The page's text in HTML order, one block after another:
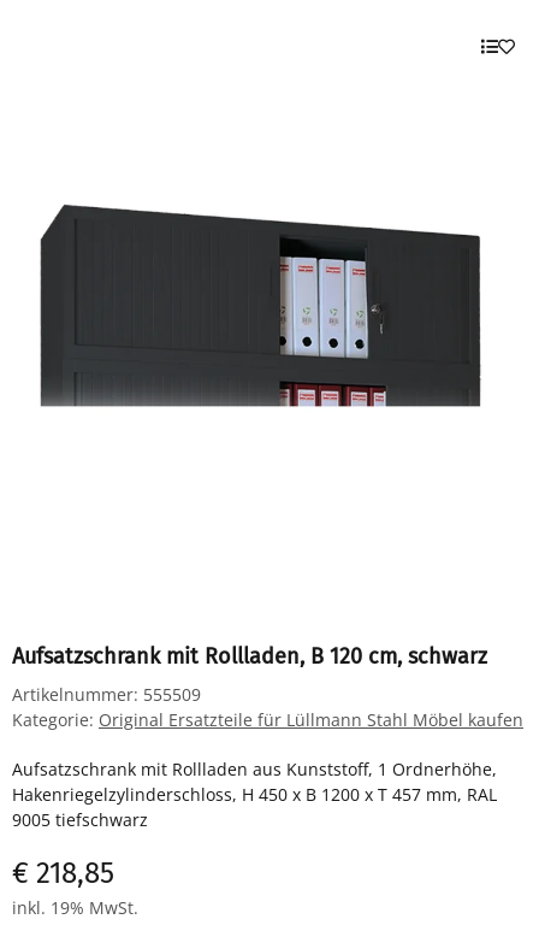
Aufsatzschrank mit Rollladen, B 120 cm, schwarz
Artikelnummer: 555509
Kategorie: Original Ersatzteile für Lüllmann Stahl Möbel kaufen
Aufsatzschrank mit Rollladen aus Kunststoff, 1 Ordnerhöhe,
Hakenriegelzylinderschloss, H 450 x B 1200 x T 457 mm, RAL
9005 tiefschwarz
€ 218,85
inkl. 19% MwSt.